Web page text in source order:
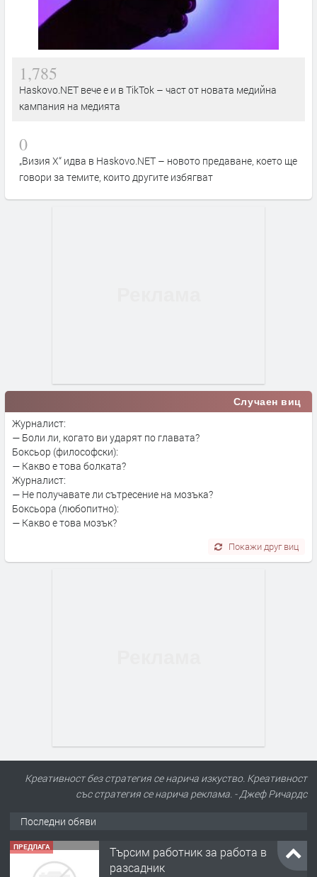
1,785
Haskovo.NET вече е и в TikTok – част от новата медийна
кампания на медията
0
„Визия Х“ идва в Haskovo.NET – новото предаване, което ще
говори за темите, които другите избягват
Случаен виц
Журналист:
— Боли ли, когато ви ударят по главата?
Боксьор (философски):
— Какво е това болката?
Журналист:
— Не получавате ли сътресение на мозъка?
Боксьора (любопитно):
— Какво е това мозък?
Покажи друг виц
Креативност без стратегия се нарича изкуство. Креативност
със стратегия се нарича реклама. - Джеф Ричардс
Последни обяви
ПРЕДЛАГА
Търсим работник за работа в
разсадник